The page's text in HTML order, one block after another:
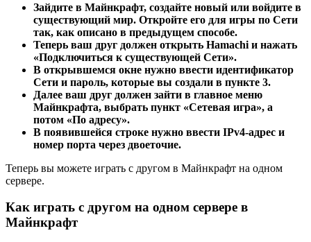
Зайдите в Майнкрафт, создайте новый или войдите в
существующий мир. Откройте его для игры по Сети
так, как описано в предыдущем способе.
Теперь ваш друг должен открыть Hamachi и нажать
«Подключиться к существующей Сети».
В открывшемся окне нужно ввести идентификатор
Сети и пароль, которые вы создали в пункте 3.
Далее ваш друг должен зайти в главное меню
Майнкрафта, выбрать пункт «Сетевая игра», а
потом «По адресу».
В появившейся строке нужно ввести IPv4-адрес и
номер порта через двоеточие.
Теперь вы можете играть с другом в Майнкрафт на одном
сервере.
Как играть с другом на одном сервере в
Майнкрафт